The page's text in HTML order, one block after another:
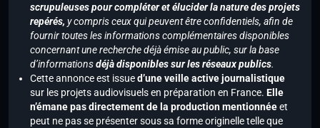
scrupuleuses pour compléter et élucider la nature des projets
repérés, y compris ceux qui peuvent être confidentiels, afin de
fournir toutes les informations complémentaires disponibles
concernant une recherche déjà émise au public, sur la base
d’informationsdéjà disponibles sur les réseaux publics.
Cette annonce est issued’une veille active journalistique
sur les projets audiovisuels en préparation en France. Elle
n’émane pas directement de la production mentionnéeet
peut ne pas se présenter sous sa forme originelle telle que